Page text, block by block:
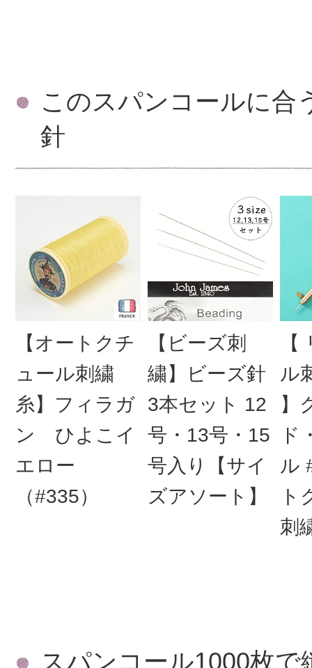
このスパンコールに合
針
【オートクチ
ュール刺繍
糸】フィラガ
ン ひよこイ
エロー
（#335）
【ビーズ刺
繍】ビーズ針
3本セット 12
号・13号・15
号入り【サイ
ズアソート】
ル
】
ド
ル
ト
刺
スパンコール1000枚で